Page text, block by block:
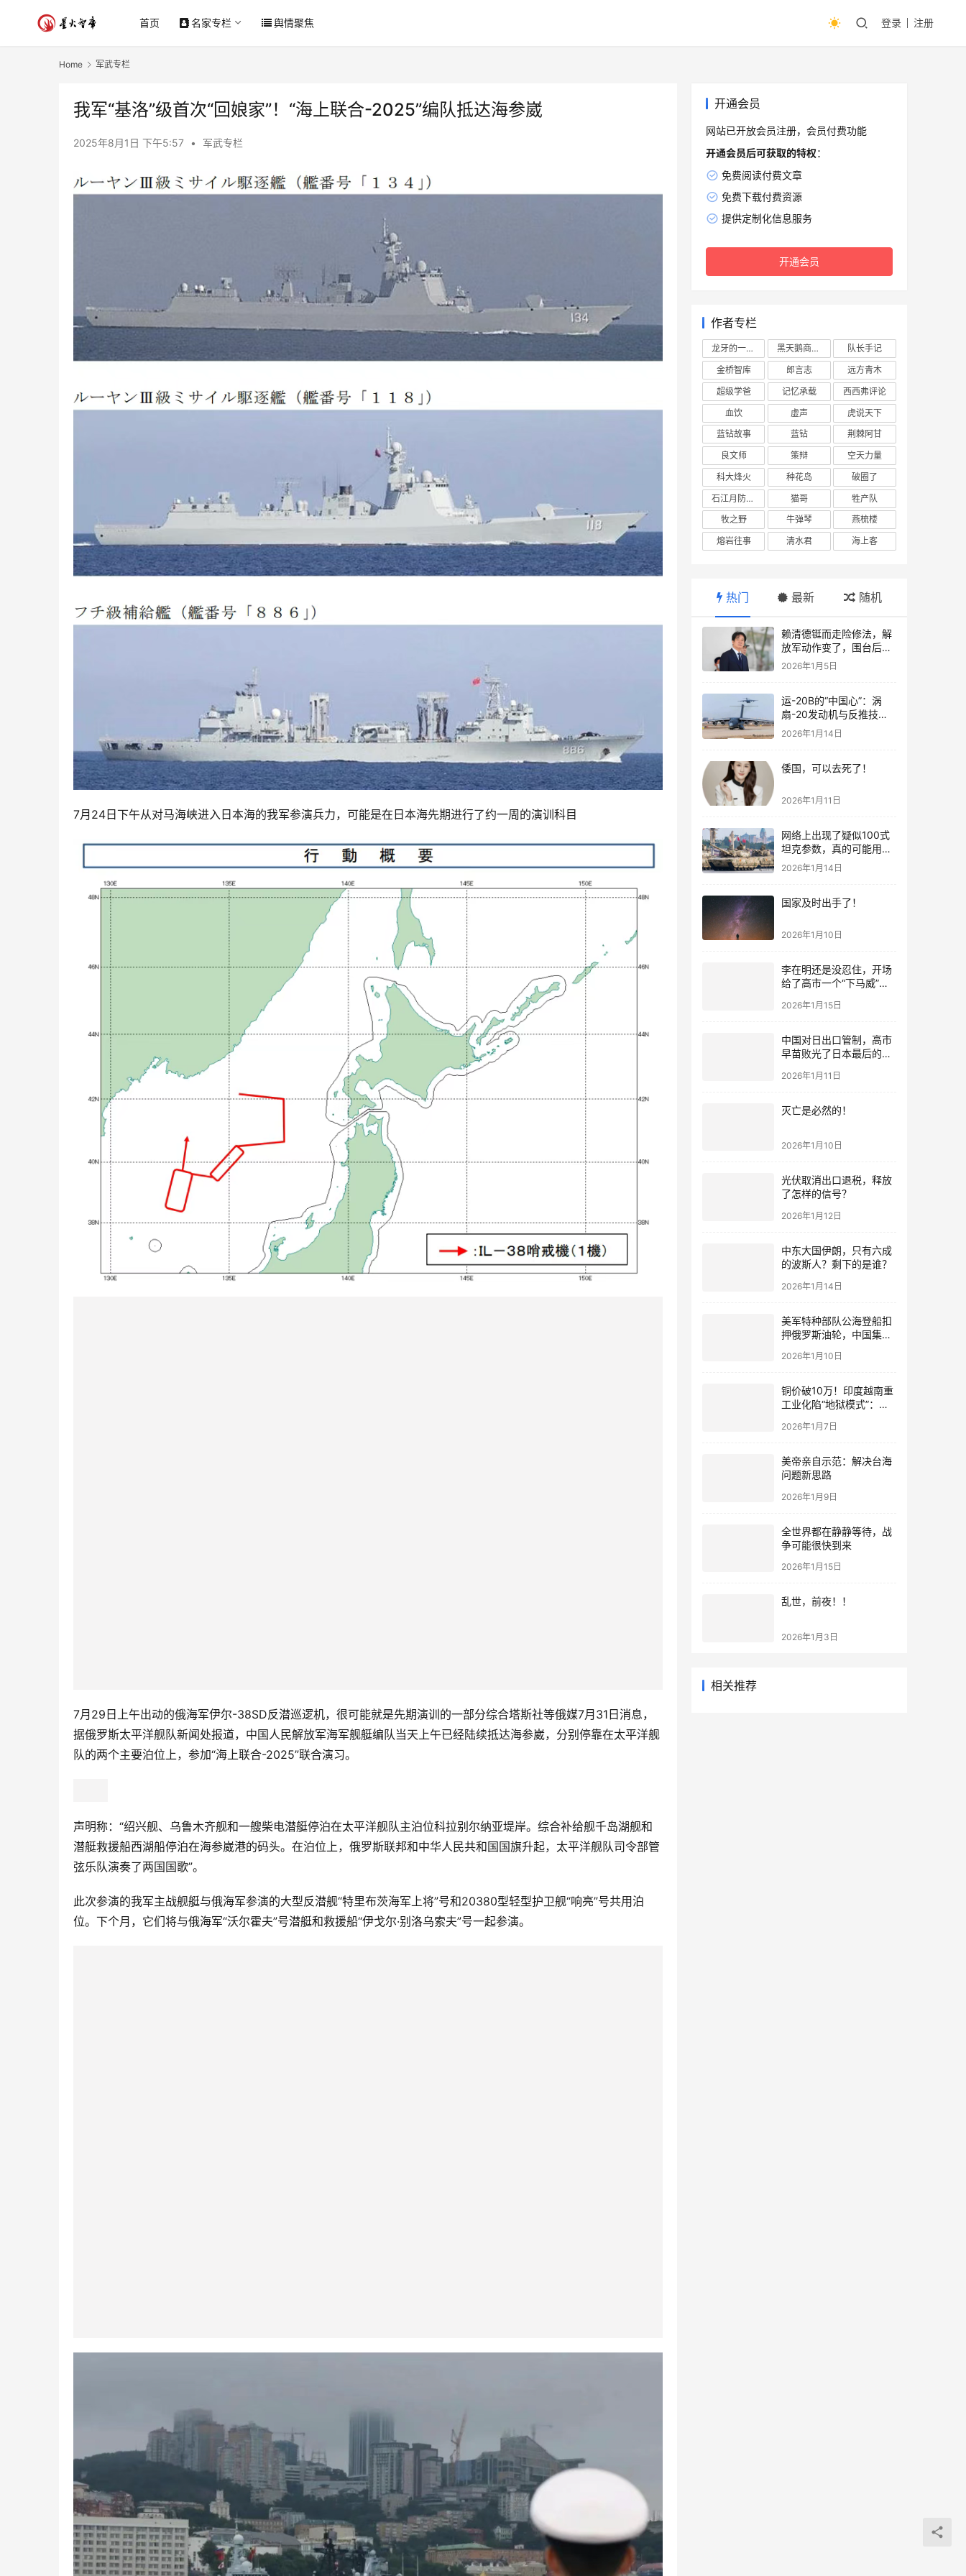
首页 名家专栏 舆情聚焦 登录 注册
Home 军武专栏
我军“基洛”级首次“回娘家”！“海上联合-2025”编队抵达海参崴
2025年8月1日 下午5:57 • 军武专栏
7月24日下午从对马海峡进入日本海的我军参演兵力，可能是在日本海先期进行了约一周的演训科目
7月29日上午出动的俄海军伊尔-38SD反潜巡逻机，很可能就是先期演训的一部分综合塔斯社等俄媒7月31日消息，
据俄罗斯太平洋舰队新闻处报道，中国人民解放军海军舰艇编队当天上午已经陆续抵达海参崴，分别停靠在太平洋舰
队的两个主要泊位上，参加“海上联合-2025”联合演习。
声明称：“绍兴舰、乌鲁木齐舰和一艘柴电潜艇停泊在太平洋舰队主泊位科拉别尔纳亚堤岸。综合补给舰千岛湖舰和
潜艇救援船西湖船停泊在海参崴港的码头。在泊位上，俄罗斯联邦和中华人民共和国国旗升起，太平洋舰队司令部管
弦乐队演奏了两国国歌”。
此次参演的我军主战舰艇与俄海军参演的大型反潜舰“特里布茨海军上将”号和20380型轻型护卫舰“响亮”号共用泊
位。下个月，它们将与俄海军“沃尔霍夫”号潜艇和救援船“伊戈尔·别洛乌索夫”号一起参演。
开通会员
网站已开放会员注册，会员付费功能
开通会员后可获取的特权：
免费阅读付费文章
免费下载付费资源
提供定制化信息服务
开通会员
作者专栏
龙牙的一座山 黑天鹅商业情报站
队长手记
金桥智库
郎言志
远方青木
超级学爸
记忆承载
西西弗评论
血饮
虚声
虎说天下
蓝钻故事
蓝钻
荆棘阿甘
良文师
策辩
空天力量
科大烽火
种花岛
破圈了
石江月防务观察
猫哥
牲产队
牧之野
牛弹琴
燕梳楼
熔岩往事
清水君 海上客
热门 最新 随机
赖清德铤而走险修法，解
放军动作变了，围台后的
“真正杀招”曝光
2026年1月5日
运-20B的“中国心”：涡
扇-20发动机与反推技术
大突破！
2026年1月14日
倭国，可以去死了！
2026年1月11日
网络上出现了疑似100式
坦克参数，真的可能用了
钛合金装甲！
2026年1月14日
国家及时出手了！
2026年1月10日
李在明还是没忍住，开场
给了高市一个“下马威”，
2026年1月15日
中国对日出口管制，高市
早苗败光了日本最后的国
2026年1月11日
灭亡是必然的！
2026年1月10日
光伏取消出口退税，释放
了怎样的信号？
2026年1月12日
中东大国伊朗，只有六成
的波斯人？剩下的是谁？
2026年1月14日
美军特种部队公海登船扣
押俄罗斯油轮，中国集装
2026年1月10日
铜价破10万！印度越南重
工业化陷“地狱模式”：中
再也复刻不了
2026年1月7日
美帝亲自示范：解决台海
问题新思路
2026年1月9日
全世界都在静静等待，战
争可能很快到来
2026年1月15日
乱世，前夜！！
2026年1月3日
相关推荐